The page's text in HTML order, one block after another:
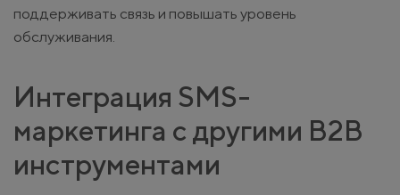
поддерживать связь и повышать уровень
обслуживания.
Интеграция SMS-
маркетинга с другими B2B
инструментами